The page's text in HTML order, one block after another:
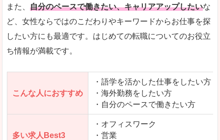
多少検索しづらいのですが、掲載情報はパッと目
「エン転職ウーマン」で「久慈郡大子町」の
また、 自分のペースで働きたい、キャリアアップしたいな
ど、女性ならではのこだわりやキーワードからお仕事を探
したい方にも最適です。はじめての転職についてのお役立
ち情報が満載です。
こんな人におすすめ
・語学を活かした仕事をしたい方
・海外勤務をしたい方
・自分のペースで働きたい方
多い求人Best3
・オフィスワーク
・営業